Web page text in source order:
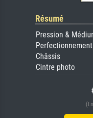
Résumé
Pression &
Perfectionnement
Châssis
Cintre photo